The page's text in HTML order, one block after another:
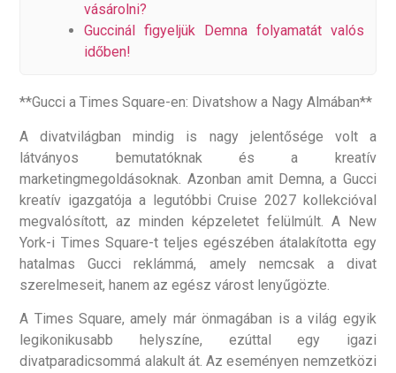
vásárolni?
Guccinál figyeljük Demna folyamatát valós
időben!
**Gucci a Times Square-en: Divatshow a Nagy Almában**
A divatvilágban mindig is nagy jelentősége volt a
látványos bemutatóknak és a kreatív
marketingmegoldásoknak. Azonban amit Demna, a Gucci
kreatív igazgatója a legutóbbi Cruise 2027 kollekcióval
megvalósított, az minden képzeletet felülmúlt. A New
York-i Times Square-t teljes egészében átalakította egy
hatalmas Gucci reklámmá, amely nemcsak a divat
szerelmeseit, hanem az egész várost lenyűgözte.
A Times Square, amely már önmagában is a világ egyik
legikonikusabb helyszíne, ezúttal egy igazi
divatparadicsommá alakult át. Az eseményen nemzetközi